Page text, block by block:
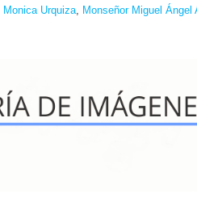
Monica Urquiza, Monseñor Miguel Ángel